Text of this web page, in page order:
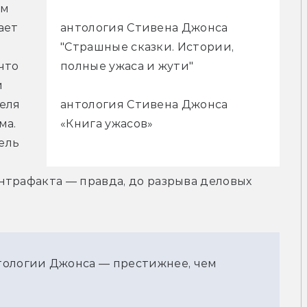
антология Стивена Джонса
"Страшные сказки. Истории,
полные ужаса и жути"
антология Стивена Джонса
«Книга ужасов»
— правда, до разрыва деловых
Джонса — престижнее, чем